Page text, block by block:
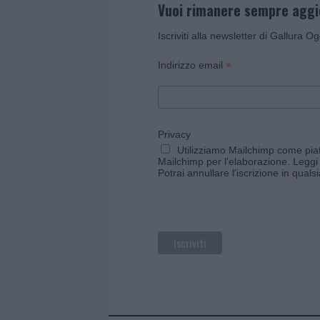
Vuoi rimanere sempre
Iscriviti alla newsletter di Gallura
Indirizzo email *
Privacy
Utilizziamo Mailchimp come
Mailchimp per l'elaborazione.
Potrai annullare l'iscrizione in